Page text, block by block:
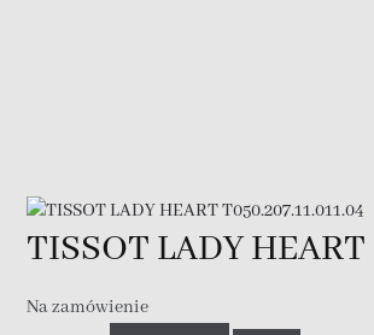
TISSOT LADY HEART
Na zamówienie